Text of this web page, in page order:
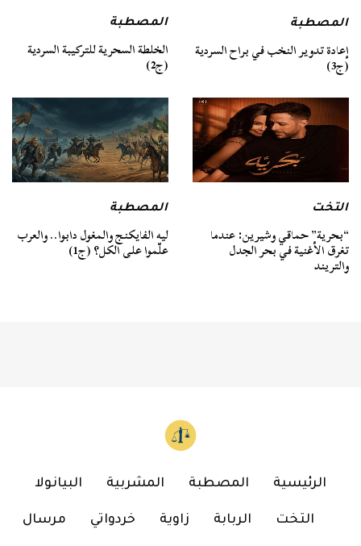
المصطبة
إعادة تدوير النخب في براح السردية
(ج3)
المصطبة
الخلطة السحرية للتركيبة السردية
(ج2)
التخت
“بحرية” حماقي وشيرين: عندما
تغرق الأغنية في بحر الجدل
والتريند
المصطبة
ليه الفايكنج والمغول دابوا.. والعرب
علّموا على الكل؟ (ج1)
الرئيسية المصطبة المشربية البيانولا
التخت الربابة زاوية خردواتي مرسال